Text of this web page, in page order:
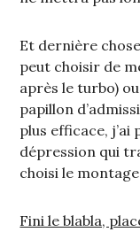
Et dernière
peut choisir de
après le turbo)
papillon
plus efficace, j’ai
dépression qui
choisi le
Fini le blabla,